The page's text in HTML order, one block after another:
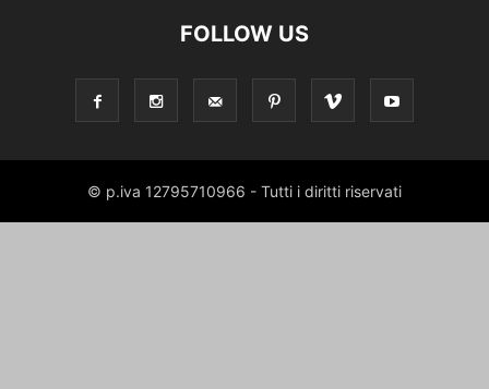
FOLLOW US
© p.iva 12795710966 - Tutti i diritti riservati